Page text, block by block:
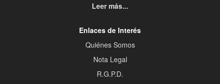
Leer más...
Enlaces de Interés
Quiénes Somos
Nota Legal
R.G.P.D.